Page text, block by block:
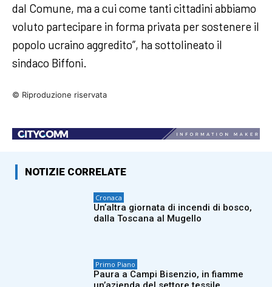
dal Comune, ma a cui come tanti cittadini abbiamo
voluto partecipare in forma privata per sostenere il
popolo ucraino aggredito”, ha sottolineato il
sindaco Biffoni.
© Riproduzione riservata
NOTIZIE CORRELATE
Cronaca
Un’altra giornata di incendi di bosco,
dalla Toscana al Mugello
Primo Piano
Paura a Campi Bisenzio, in fiamme